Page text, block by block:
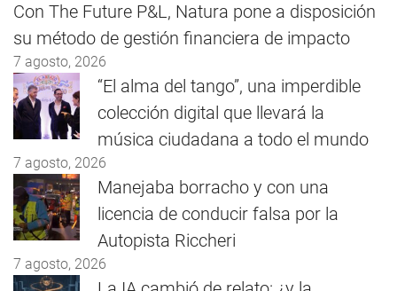
Con The Future P&L, Natura pone a disposición
su método de gestión financiera de impacto
7 agosto, 2026
“El alma del tango”, una imperdible
colección digital que llevará la
música ciudadana a todo el mundo
7 agosto, 2026
Manejaba borracho y con una
licencia de conducir falsa por la
Autopista Riccheri
7 agosto, 2026